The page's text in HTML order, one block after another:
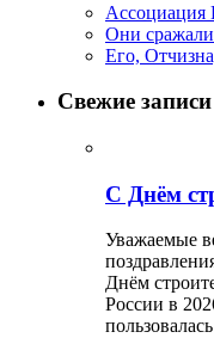
Они
Его,
Свежие записи
С Днём
Уважаемые
Днём
России в